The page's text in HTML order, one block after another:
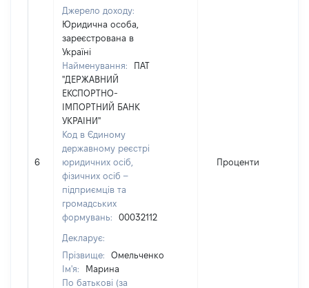
6
Джерело доходу:
Юридична особа,
зареєстрована в
Україні
Найменування:
ПАТ
"ДЕРЖАВНИЙ
ЕКСПОРТНО-
ІМПОРТНИЙ БАНК
УКРАІНИ"
Код в Єдиному
державному реєстрі
юридичних осіб,
фізичних осіб –
підприємців та
громадських
формувань:
00032112
Декларує:
Прізвище:
Омельченко
Ім'я:
Марина
По батькові (за
Проценти